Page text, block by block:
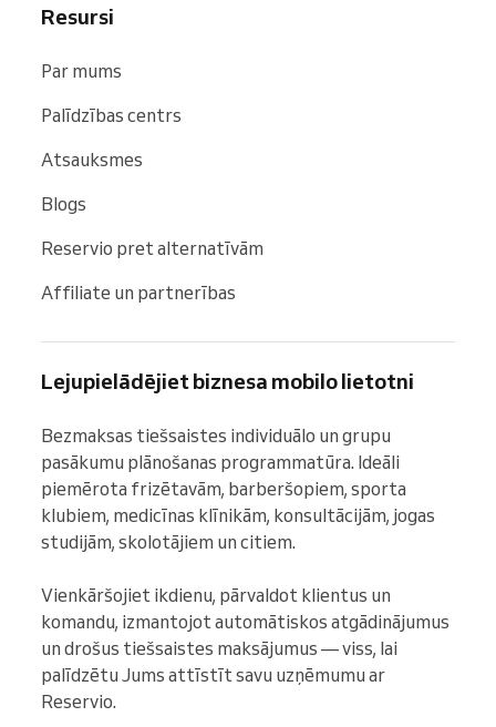
Resursi
Par mums
Palīdzības centrs
Atsauksmes
Blogs
Reservio pret alternatīvām
Affiliate un partnerības
Lejupielādējiet biznesa mobilo lietotni
Bezmaksas tiešsaistes individuālo un grupu
pasākumu plānošanas programmatūra. Ideāli
piemērota frizētavām, barberšopiem, sporta
klubiem, medicīnas klīnikām, konsultācijām, jogas
studijām, skolotājiem un citiem.
Vienkāršojiet ikdienu, pārvaldot klientus un
komandu, izmantojot automātiskos atgādinājumus
un drošus tiešsaistes maksājumus — viss, lai
palīdzētu Jums attīstīt savu uzņēmumu ar
Reservio.